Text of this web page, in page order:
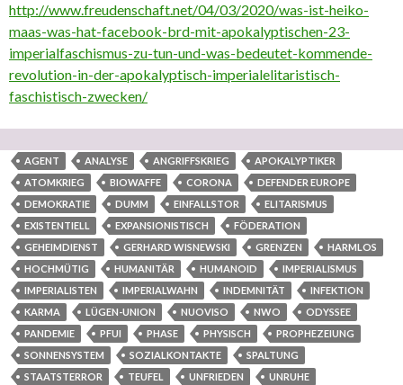
http://www.freudenschaft.net/04/03/2020/was-ist-heiko-
maas-was-hat-facebook-brd-mit-apokalyptischen-23-
imperialfaschismus-zu-tun-und-was-bedeutet-kommende-
revolution-in-der-apokalyptisch-imperialelitaristisch-
faschistisch-zwecken/
AGENT ANALYSE ANGRIFFSKRIEG
APOKALYPTIKER
ATOMKRIEG
BIOWAFFE CORONA
DEFENDER EUROPE
DEMOKRATIE
DUMM EINFALLSTOR
ELITARISMUS
EXISTENTIELL
EXPANSIONISTISCH
FÖDERATION
GEHEIMDIENST
GERHARD WISNEWSKI GRENZEN
HARMLOS
HOCHMÜTIG
HUMANITÄR HUMANOID
IMPERIALISMUS
IMPERIALISTEN
IMPERIALWAHN INDEMNITÄT
INFEKTION
KARMA
LÜGEN-UNION NUOVISO NWO
ODYSSEE
PANDEMIE
PFUI PHASE PHYSISCH
PROPHEZEIUNG
SONNENSYSTEM
SOZIALKONTAKTE
SPALTUNG
STAATSTERROR
TEUFEL UNFRIEDEN UNRUHE